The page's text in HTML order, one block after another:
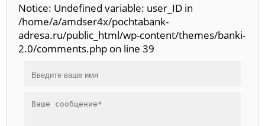
Notice: Undefined variable: user_ID in
/home/a/amdser4x/pochtabank-
adresa.ru/public_html/wp-content/themes/banki-
2.0/comments.php on line 39